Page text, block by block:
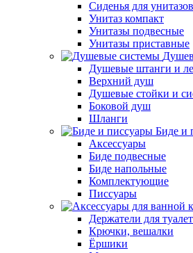
Сиденья для унитазов
Унитаз компакт
Унитазы подвесные
Унитазы приставные
Душевые штанги и
Верхний душ
Душевые стойки и
Боковой душ
Шланги
Биде и
Аксессуары
Биде подвесные
Биде напольные
Комплектующие
Писсуары
Держатели для
Крючки, вешалки
Ёршики